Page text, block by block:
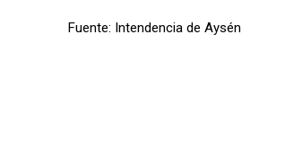
Fuente: Intendencia de Aysén